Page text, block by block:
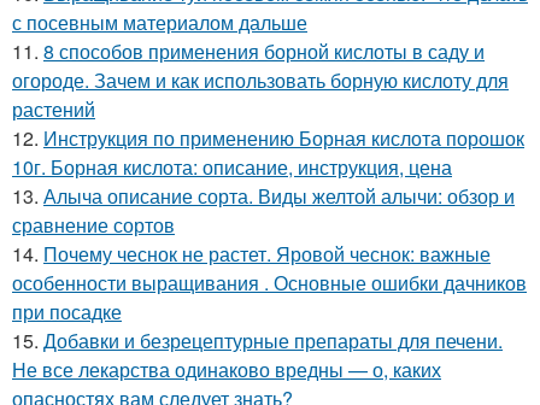
с посевным материалом дальше
11. 8 способов применения борной кислоты в саду и
огороде. Зачем и как использовать борную кислоту для
растений
12. Инструкция по применению Борная кислота порошок
10г. Борная кислота: описание, инструкция, цена
13. Алыча описание сорта. Виды желтой алычи: обзор и
сравнение сортов
14. Почему чеснок не растет. Яровой чеснок: важные
особенности выращивания . Основные ошибки дачников
при посадке
15. Добавки и безрецептурные препараты для печени.
Не все лекарства одинаково вредны — о, каких
опасностях вам следует знать?